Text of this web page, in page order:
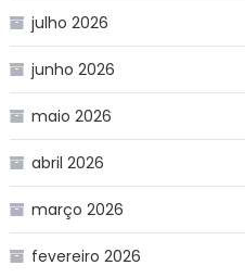
julho 2026
junho 2026
maio 2026
abril 2026
março 2026
fevereiro 2026